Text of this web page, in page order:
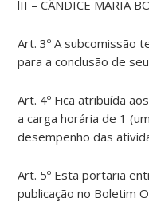
lII – CÂNDICE MARIA
Art. 3º A subcomissão
para a conclusão de
Art. 4º Fica atribuída
a carga horária de 1
desempenho das
Art. 5º Esta portaria
publicação no Boletim